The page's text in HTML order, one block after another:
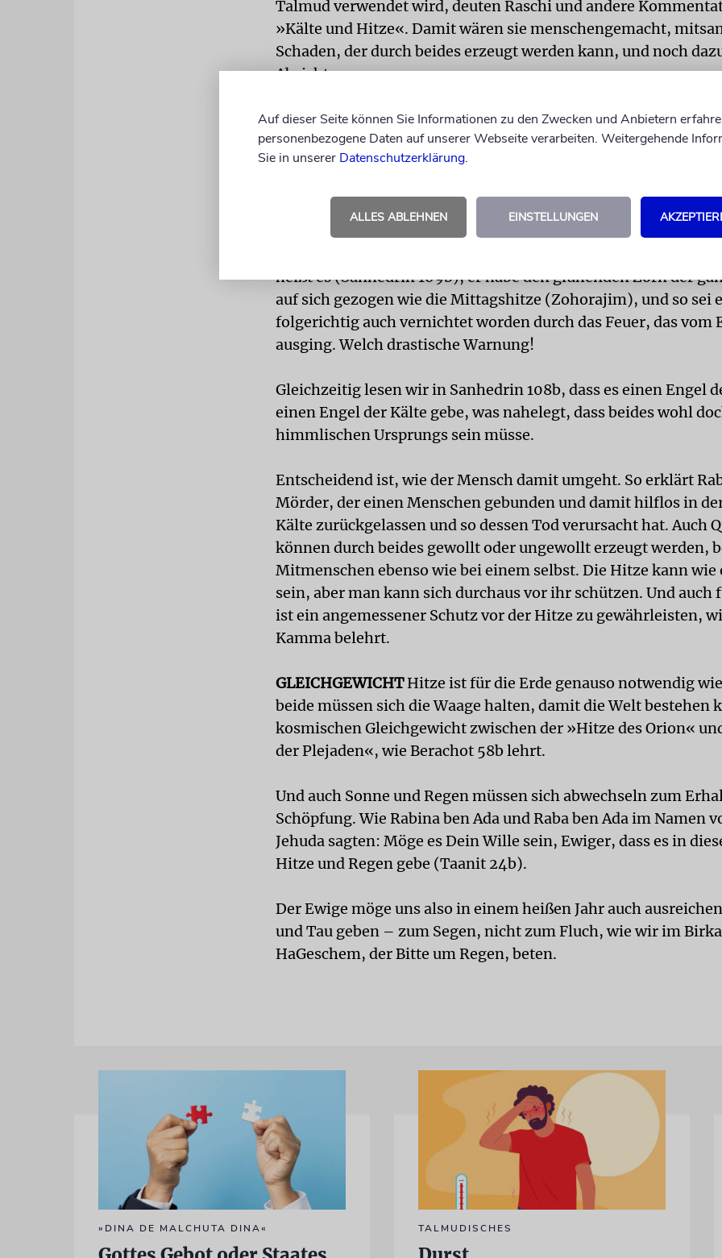
Talmud verwendet wird, deuten Raschi und andere
»Kälte und Hitze«. Damit wären sie menschengemacht,
Schaden, der durch beides erzeugt werden kann, und noch
Absicht.
Rav Adda bar Ahava vermutet dagegen, der Ausdruck beziehe
ganz allgemein auf Schaden, der von Menschenhand
Winter werden lassen, aber Hitze und Kälte kann er erzeugen,
wörtlichen wie im übertragenen Sinne. Vielleicht denken wir
heißt es (Sanhedrin 109b), er habe den glühenden Zorn der
auf sich gezogen wie die Mittagshitze (Zohorajim), und so sei
folgerichtig auch vernichtet worden durch das Feuer, das vom
ausging. Welch drastische Warnung!
Gleichzeitig lesen wir in Sanhedrin 108b, dass es einen Engel
einen Engel der Kälte gebe, was nahelegt, dass beides wohl
himmlischen Ursprungs sein müsse.
Entscheidend ist, wie der Mensch damit umgeht. So erklärt
Mörder, der einen Menschen gebunden und damit hilflos in
Kälte zurückgelassen und so dessen Tod verursacht hat. Auch
können durch beides gewollt oder ungewollt erzeugt werden,
Mitmenschen ebenso wie bei einem selbst. Die Hitze kann wie
sein, aber man kann sich durchaus vor ihr schützen. Und auch
ist ein angemessener Schutz vor der Hitze zu gewährleisten,
Kamma belehrt.
GLEICHGEWICHTHitze ist für die Erde genauso notwendig
beide müssen sich die Waage halten, damit die Welt bestehen
kosmischen Gleichgewicht zwischen der »Hitze des Orion«
der Plejaden«, wie Berachot 58b lehrt.
Und auch Sonne und Regen müssen sich abwechseln zum
Schöpfung. Wie Rabina ben Ada und Raba ben Ada im Namen
Jehuda sagten: Möge es Dein Wille sein, Ewiger, dass es in
Hitze und Regen gebe (Taanit 24b).
Der Ewige möge uns also in einem heißen Jahr auch
und Tau geben – zum Segen, nicht zum Fluch, wie wir im
HaGeschem, der Bitte um Regen, beten.
»DINA DE MALCHUTA DINA« TALMUDISCHES
Auf dieser Seite können Sie Informationen zu den Zwecken und Anbietern
personenbezogene Daten auf unserer Webseite verarbeiten. Weitergehende
Sie in unserer Datenschutzerklärung.
ALLES ABLEHNEN EINSTELLUNGEN